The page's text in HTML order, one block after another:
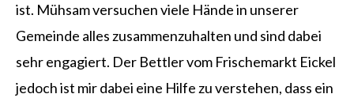
ist. Mühsam versuchen viele Hände in unserer
Gemeinde alles zusammenzuhalten und sind dabei
sehr engagiert. Der Bettler vom Frischemarkt Eickel
jedoch ist mir dabei eine Hilfe zu verstehen, dass ein